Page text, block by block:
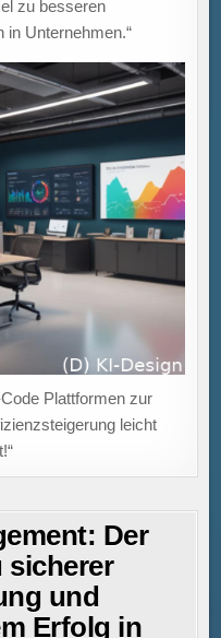
zu besseren
Unternehmen.“
Plattformen zur
leicht
Der
sicherer
und
Erfolg in